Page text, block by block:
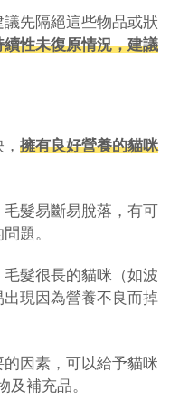
先隔絕這些物品或狀
續性未復原情況，建議
擁有良好營養的貓咪
髮易斷易脫落，有可
問題。
髮很長的貓咪（如波
現因為營養不良而掉
的因素，可以給予貓咪
及補充品。